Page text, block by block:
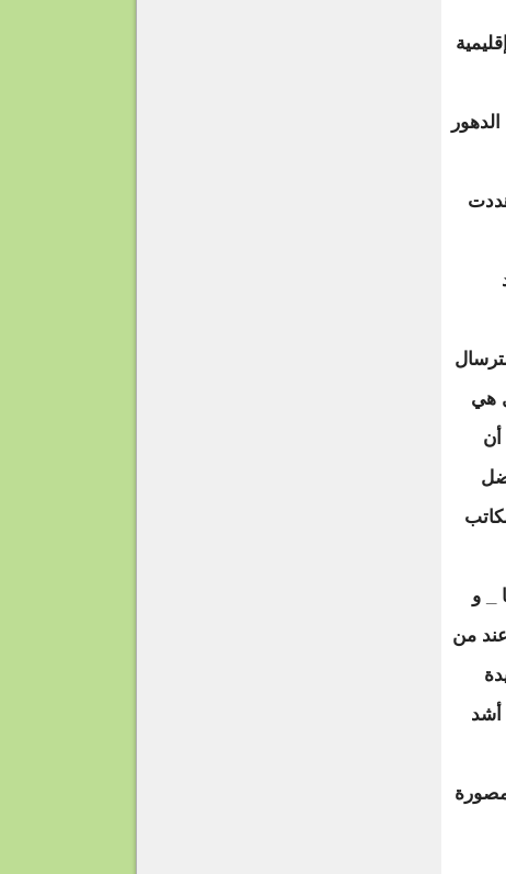
هي
_ و
عند من
أشد